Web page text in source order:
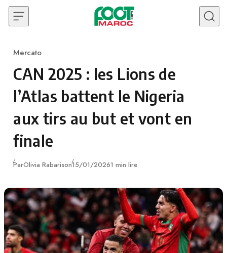
Skip to content
Category
Mercato
CAN 2025 : les Lions de
l’Atlas battent le Nigeria
aux tirs au but et vont en
finale
ParOlivia RabarisonPublié
15/01/20261 min lire